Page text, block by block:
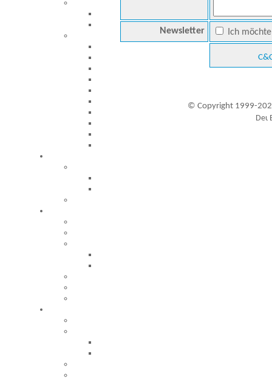
Newsletter Ich
© Copyright 1999-
Besucher seit 20.09.1999: 19448172